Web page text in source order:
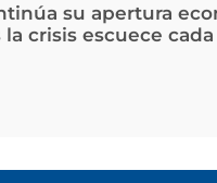
su apertura
crisis escuece